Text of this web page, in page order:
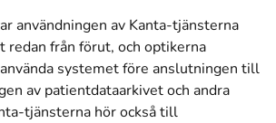
användningen av Kanta-tjänsterna
redan från förut, och optikerna
systemet före anslutningen till
av patientdataarkivet och andra
tjänsterna hör också till